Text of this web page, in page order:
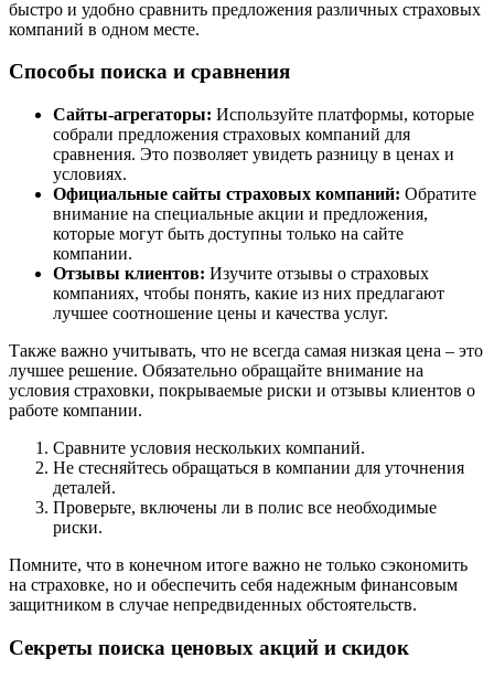
быстро и удобно сравнить предложения различных страховых
компаний в одном месте.
Способы поиска и сравнения
Сайты-агрегаторы: Используйте платформы, которые
собрали предложения страховых компаний для
сравнения. Это позволяет увидеть разницу в ценах и
условиях.
Официальные сайты страховых компаний: Обратите
внимание на специальные акции и предложения,
которые могут быть доступны только на сайте
компании.
Отзывы клиентов: Изучите отзывы о страховых
компаниях, чтобы понять, какие из них предлагают
лучшее соотношение цены и качества услуг.
Также важно учитывать, что не всегда самая низкая цена – это
лучшее решение. Обязательно обращайте внимание на
условия страховки, покрываемые риски и отзывы клиентов о
работе компании.
Сравните условия нескольких компаний.
Не стесняйтесь обращаться в компании для уточнения
деталей.
Проверьте, включены ли в полис все необходимые
риски.
Помните, что в конечном итоге важно не только сэкономить
на страховке, но и обеспечить себя надежным финансовым
защитником в случае непредвиденных обстоятельств.
Секреты поиска ценовых акций и скидок